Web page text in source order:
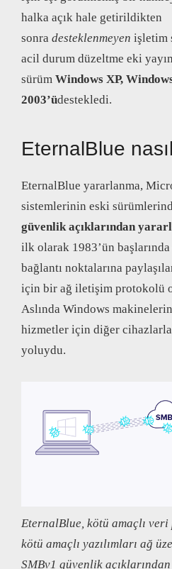
halka açık hale getirildikten
sonra desteklenmeyen işletim
acil durum düzeltme eki
sürüm Windows XP,
2003’üdestekledi.
EternalBlue
EternalBlue yararlanma,
sistemlerinin eski
güvenlik açıklarından
ilk olarak 1983’ün
bağlantı noktalarına
için bir ağ iletişim protokolü
Aslında Windows
hizmetler için diğer cihazlarla
yoluydu.
EternalBlue, kötü amaçlı
kötü amaçlı yazılımları ağ
SMBv1 güvenlik